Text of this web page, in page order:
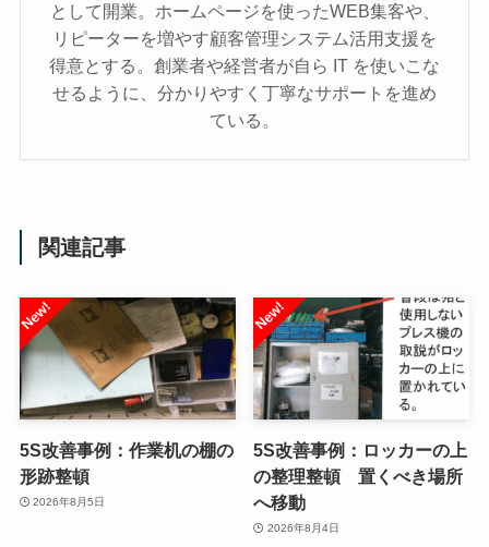
として開業。ホームページを使ったWEB集客や、
リピーターを増やす顧客管理システム活用支援を
得意とする。創業者や経営者が自ら IT を使いこな
せるように、分かりやすく丁寧なサポートを進め
ている。
関連記事
5S改善事例：作業机の棚の
形跡整頓
2026年8月5日
5S改善事例：ロッカーの上
の整理整頓 置くべき場所
へ移動
2026年8月4日